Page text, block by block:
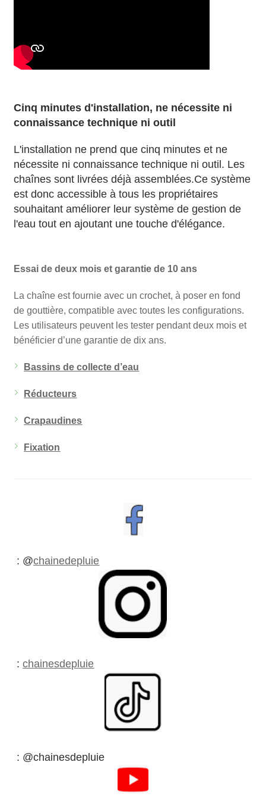
Cinq minutes d'installation, ne nécessite ni
connaissance technique ni outil
L'installation ne prend que cinq minutes et ne
nécessite ni connaissance technique ni outil. Les
chaînes sont livrées déjà assemblées.Ce système
est donc accessible à tous les propriétaires
souhaitant améliorer leur système de gestion de
l'eau tout en ajoutant une touche d'élégance.
Essai de deux mois et garantie de 10 ans
La chaîne est fournie avec un crochet, à poser en fond
de gouttière, compatible avec toutes les configurations.
Les utilisateurs peuvent les tester pendant deux mois et
bénéficier d’une garantie de dix ans.
Bassins de collecte d’eau
Réducteurs
Crapaudines
Fixation
: @chainedepluie
:chainesdepluie
: @chainesdepluie